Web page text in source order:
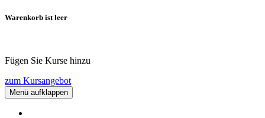
Warenkorb ist leer
Fügen Sie Kurse hinzu
zum Kursangebot
Menü aufklappen